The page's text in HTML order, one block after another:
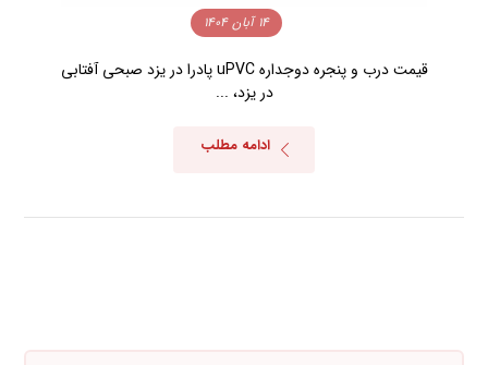
۱۴ آبان ۱۴۰۴
قیمت درب و پنجره دوجداره uPVC پادرا در یزد صبحی آفتابی
در یزد، ...
ادامه مطلب